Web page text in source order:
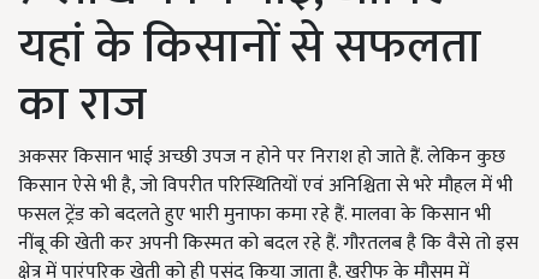
यहां के किसानों से सफलता
का राज
अकसर किसान भाई अच्छी उपज न होने पर निराश हो जाते हैं. लेकिन कुछ
किसान ऐसे भी है, जो विपरीत परिस्थितियों एवं अनिश्चिता से भरे मौहल में भी
फसल ट्रेंड को बदलते हुए भारी मुनाफा कमा रहे हैं. मालवा के किसान भी
नींबू की खेती कर अपनी किस्मत को बदल रहे हैं. गौरतलब है कि वैसे तो इस
क्षेत्र में पारंपरिक खेती को ही पसंद किया जाता है. खरीफ के मौसम में